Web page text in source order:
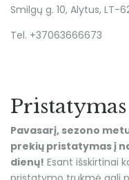
Smilgų g. 10, Alytus, LT-
Tel. +37063666673
Pavasarį, sezono
prekių pristatymas į
dienų! Esant išskirtinai